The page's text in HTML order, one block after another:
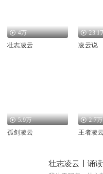
4万
壮志凌云
23.1
凌云说
5.9万
孤剑凌云
2.7万
王者凌云
壮志凌云丨诵